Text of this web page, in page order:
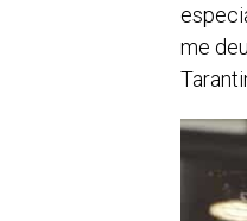
me